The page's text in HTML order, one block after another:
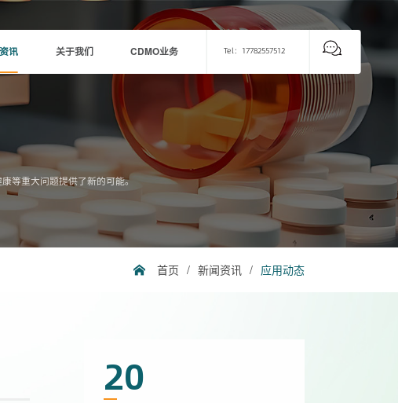
讯 关于我们 CDMO业务 Tel：17782557512
等重大问题提供了新的可能。
首页 / 新闻资讯 / 应用动态
20